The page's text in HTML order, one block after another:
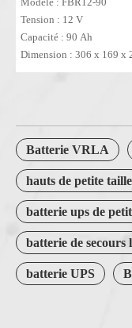
Tension : 12 V
Capacité : 90 Ah
Dimension : 306 x 169 x
(214) mm
Batterie VRLA
hauts de petite taille
batterie ups de
batterie de secours
batterie UPS